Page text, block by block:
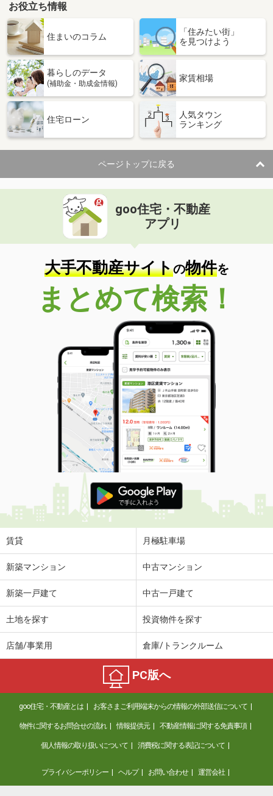
お役立ち情報
住まいのコラム
「住みたい街」
を見つけよう
暮らしのデータ
(補助金・助成金情報)
家賃相場
住宅ローン
人気タウン
ランキング
ページトップに戻る
goo住宅・不動産
アプリ
大手不動産サイトの物件を
まとめて検索！
賃貸 月極駐車場
新築マンション 中古マンション
新築一戸建て 中古一戸建て
土地を探す 投資物件を探す
店舗/事業用 倉庫/トランクルーム
PC版へ
goo住宅・不動産とは お客さまご利用端末からの情報の外部送信について
物件に関するお問合せの流れ 情報提供元 不動産情報に関する免責事項
個人情報の取り扱いについて 消費税に関する表記について
プライバシーポリシー ヘルプ お問い合わせ 運営会社